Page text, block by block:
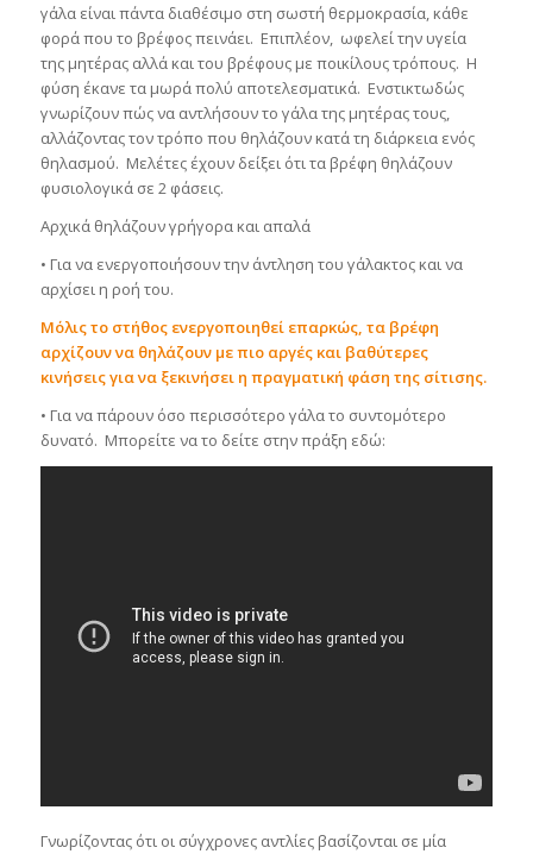
γάλα είναι πάντα διαθέσιμο στη σωστή θερμοκρασία, κάθε
φορά που το βρέφος πεινάει. Επιπλέον, ωφελεί την υγεία
της μητέρας αλλά και του βρέφους με ποικίλους τρόπους. Η
φύση έκανε τα μωρά πολύ αποτελεσματικά. Ενστικτωδώς
γνωρίζουν πώς να αντλήσουν το γάλα της μητέρας τους,
αλλάζοντας τον τρόπο που θηλάζουν κατά τη διάρκεια ενός
θηλασμού. Μελέτες έχουν δείξει ότι τα βρέφη θηλάζουν
φυσιολογικά σε 2 φάσεις.
Αρχικά θηλάζουν γρήγορα και απαλά
• Για να ενεργοποιήσουν την άντληση του γάλακτος και να
αρχίσει η ροή του.
Μόλις το στήθος ενεργοποιηθεί επαρκώς, τα βρέφη
αρχίζουν να θηλάζουν με πιο αργές και βαθύτερες
κινήσεις για να ξεκινήσει η πραγματική φάση της σίτισης.
• Για να πάρουν όσο περισσότερο γάλα το συντομότερο
δυνατό. Μπορείτε να το δείτε στην πράξη εδώ:
Γνωρίζοντας ότι οι σύγχρονες αντλίες βασίζονται σε μία